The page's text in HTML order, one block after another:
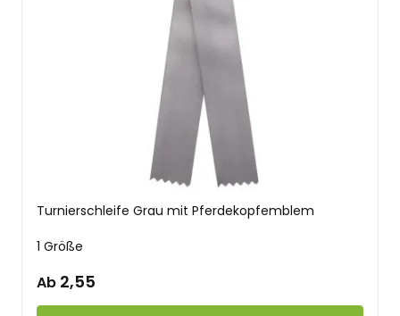
Turnierschleife Grau mit Pferdekopfemblem
1 Größe
Ab 2,55